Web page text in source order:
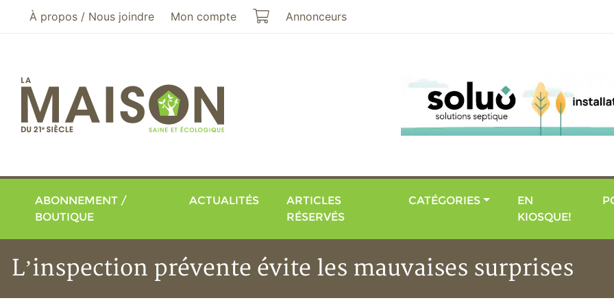
Aller au menu principal
Aller au contenu principal
À propos / Nous joindre Mon compte Mon panier
Annonceurs
ABONNEMENT /
BOUTIQUE
ACTUALITÉS
ARTICLES
RÉSERVÉS
CATÉGORIES
EN
KIOSQUE!
L’inspection prévente évite les mauvaises surprises